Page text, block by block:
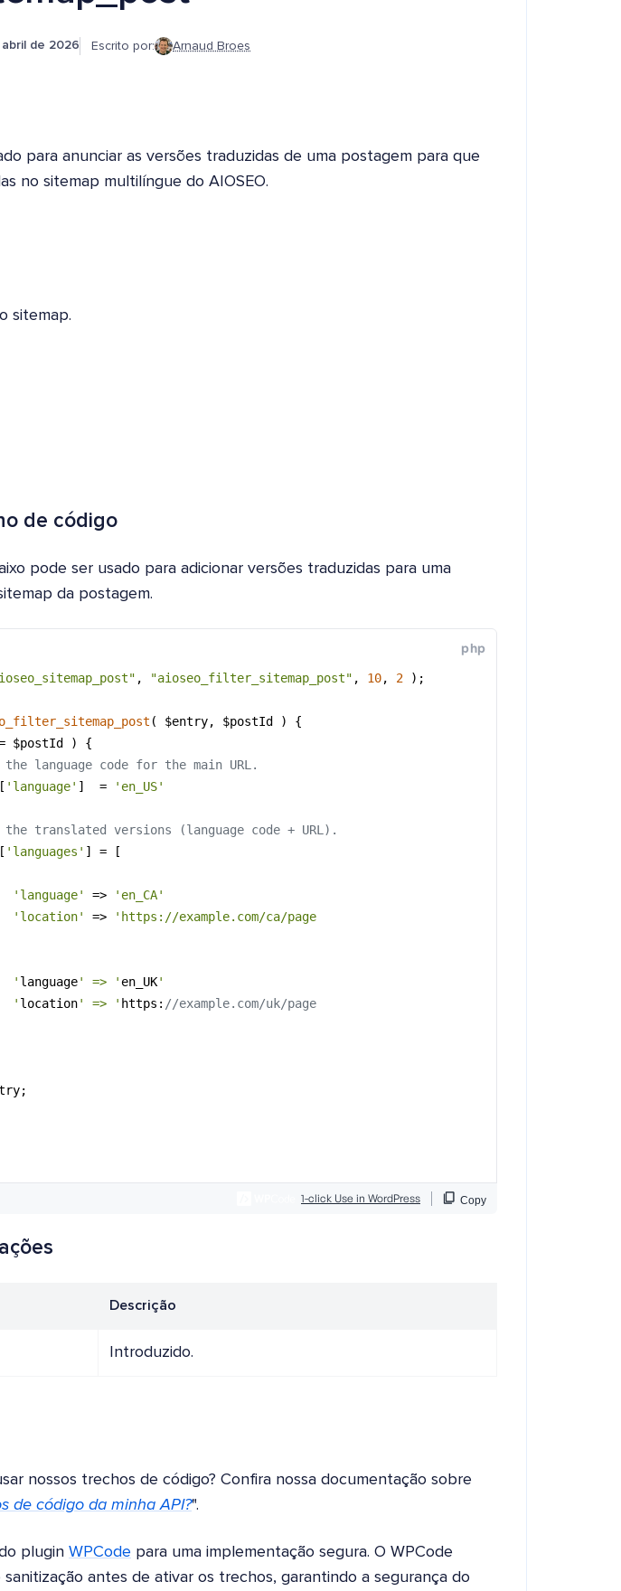
abril de 2026 Escrito por: Arnaud Broes
para anunciar as versões traduzidas de uma postagem para que
no sitemap multilíngue do AIOSEO.
sitemap.
de código
pode ser usado para adicionar versões traduzidas para uma
da postagem.
Descrição
Introduzido.
nossos trechos de código? Confira nossa documentação sobre
de código da minha API?".
plugin WPCode para uma implementação segura. O WPCode
antes de ativar os trechos, garantindo a segurança do